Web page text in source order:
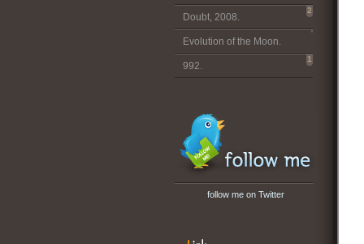
Doubt, 2008.
2
Evolution of the Moon.
992.
1
follow me on Twitter